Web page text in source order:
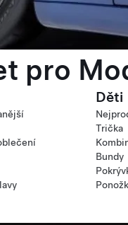
pro
Děti
Trička
Bundy